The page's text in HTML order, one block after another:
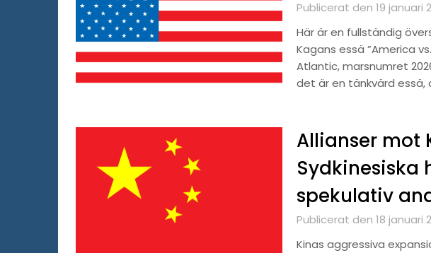
Publicerat den 19 januari
Här är en fullständig
Kagans essä ”America
Atlantic, marsnumret
det är en tänkvärd essä,
Allianser mot
Sydkinesiska
spekulativ
Publicerat den 18 januari
Kinas aggressiva